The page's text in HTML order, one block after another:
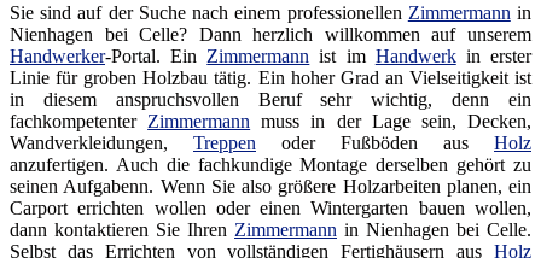
Sie sind auf der Suche nach einem professionellen Zimmermann in
Nienhagen bei Celle? Dann herzlich willkommen auf unserem
Handwerker-Portal. Ein Zimmermann ist im Handwerkin erster
Linie für groben Holzbau tätig. Ein hoher Grad an Vielseitigkeit ist
in diesem anspruchsvollen Beruf sehr wichtig, denn ein
fachkompetenter Zimmermann muss in der Lage sein, Decken,
Wandverkleidungen, Treppen oder Fußböden aus Holz
anzufertigen. Auch die fachkundige Montage derselben gehört zu
seinen Aufgabenn. Wenn Sie also größere Holzarbeiten planen, ein
Carport errichten wollen oder einen Wintergarten bauen wollen,
dann kontaktieren Sie Ihren Zimmermann in Nienhagen bei Celle.
Selbst das Errichten von vollständigen Fertighäusern aus Holz